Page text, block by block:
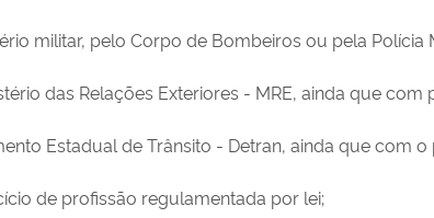
militar, pelo Corpo de Bombeiros ou pela Polícia
das Relações Exteriores - MRE, ainda que com
Estadual de Trânsito - Detran, ainda que com
de profissão regulamentada por lei;